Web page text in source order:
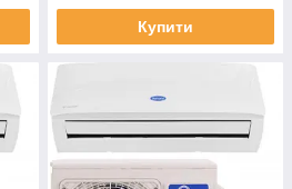
Купити